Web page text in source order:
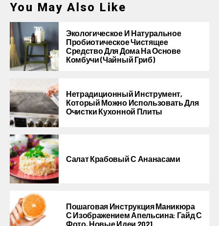
You May Also Like
Экологическое И Натуральное
Пробиотическое Чистящее
Средство Для Дома На Основе
Комбучи (чайный Гриб)
Нетрадиционный Инструмент,
Который Можно Использовать Для
Очистки Кухонной Плиты
Салат Крабовый С Ананасами
Пошаговая Инструкция Маникюра
С Изображением Апельсина: Гайд С
Фото, Новые Идеи 2021